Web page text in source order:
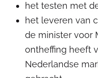
het testen met
het leveren van
de minister voor
ontheffing heeft
Nederlandse